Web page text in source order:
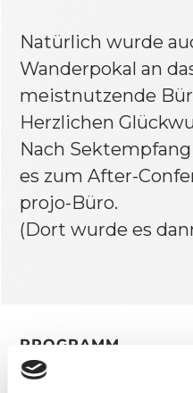
Natürlich wurde
Wanderpokal an
meistnutzende
Herzlichen
Nach
es zum After-
projo-Büro.
(Dort wurde es
PROGRAMM
Tag 1 -